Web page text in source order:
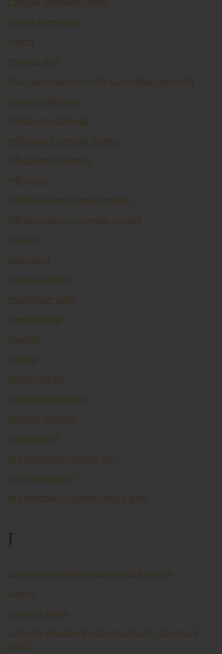
Ijtimoiy investisiya
Import
Imtiyozli davr
Imzo namunalari va muhr izi qo’yilgan varaqcha
Inersion inflyatsiya
Inflyatsion kutilmalar
Inflyatsion kutilmalar indeksi
Inflyatsion targetlash
Inflyatsiya
Inflyatsiyaning monetar omillari
Inflyatsiyaning nomonetar omillari
Inkasso
Innovasiya
Internet-banking
Investitsion talab
Investitsiyalar
Investor
Ipoteka
Ipoteka krediti
Iqtisodiy normativlar
Iqtisodiy resurslar
Iqtisodiy tsikl
Iste'mol narxlari indeksi (INI)
Iste’mol kreditlari
Iste’molchilar huquqini himoya qilish
J
Jamg’arib boriladigan pensiya daftarchasi
Jarima
Jismoniy shaxs
Jismoniy shaxslarning daromad solig’i (daromad
solig’i)